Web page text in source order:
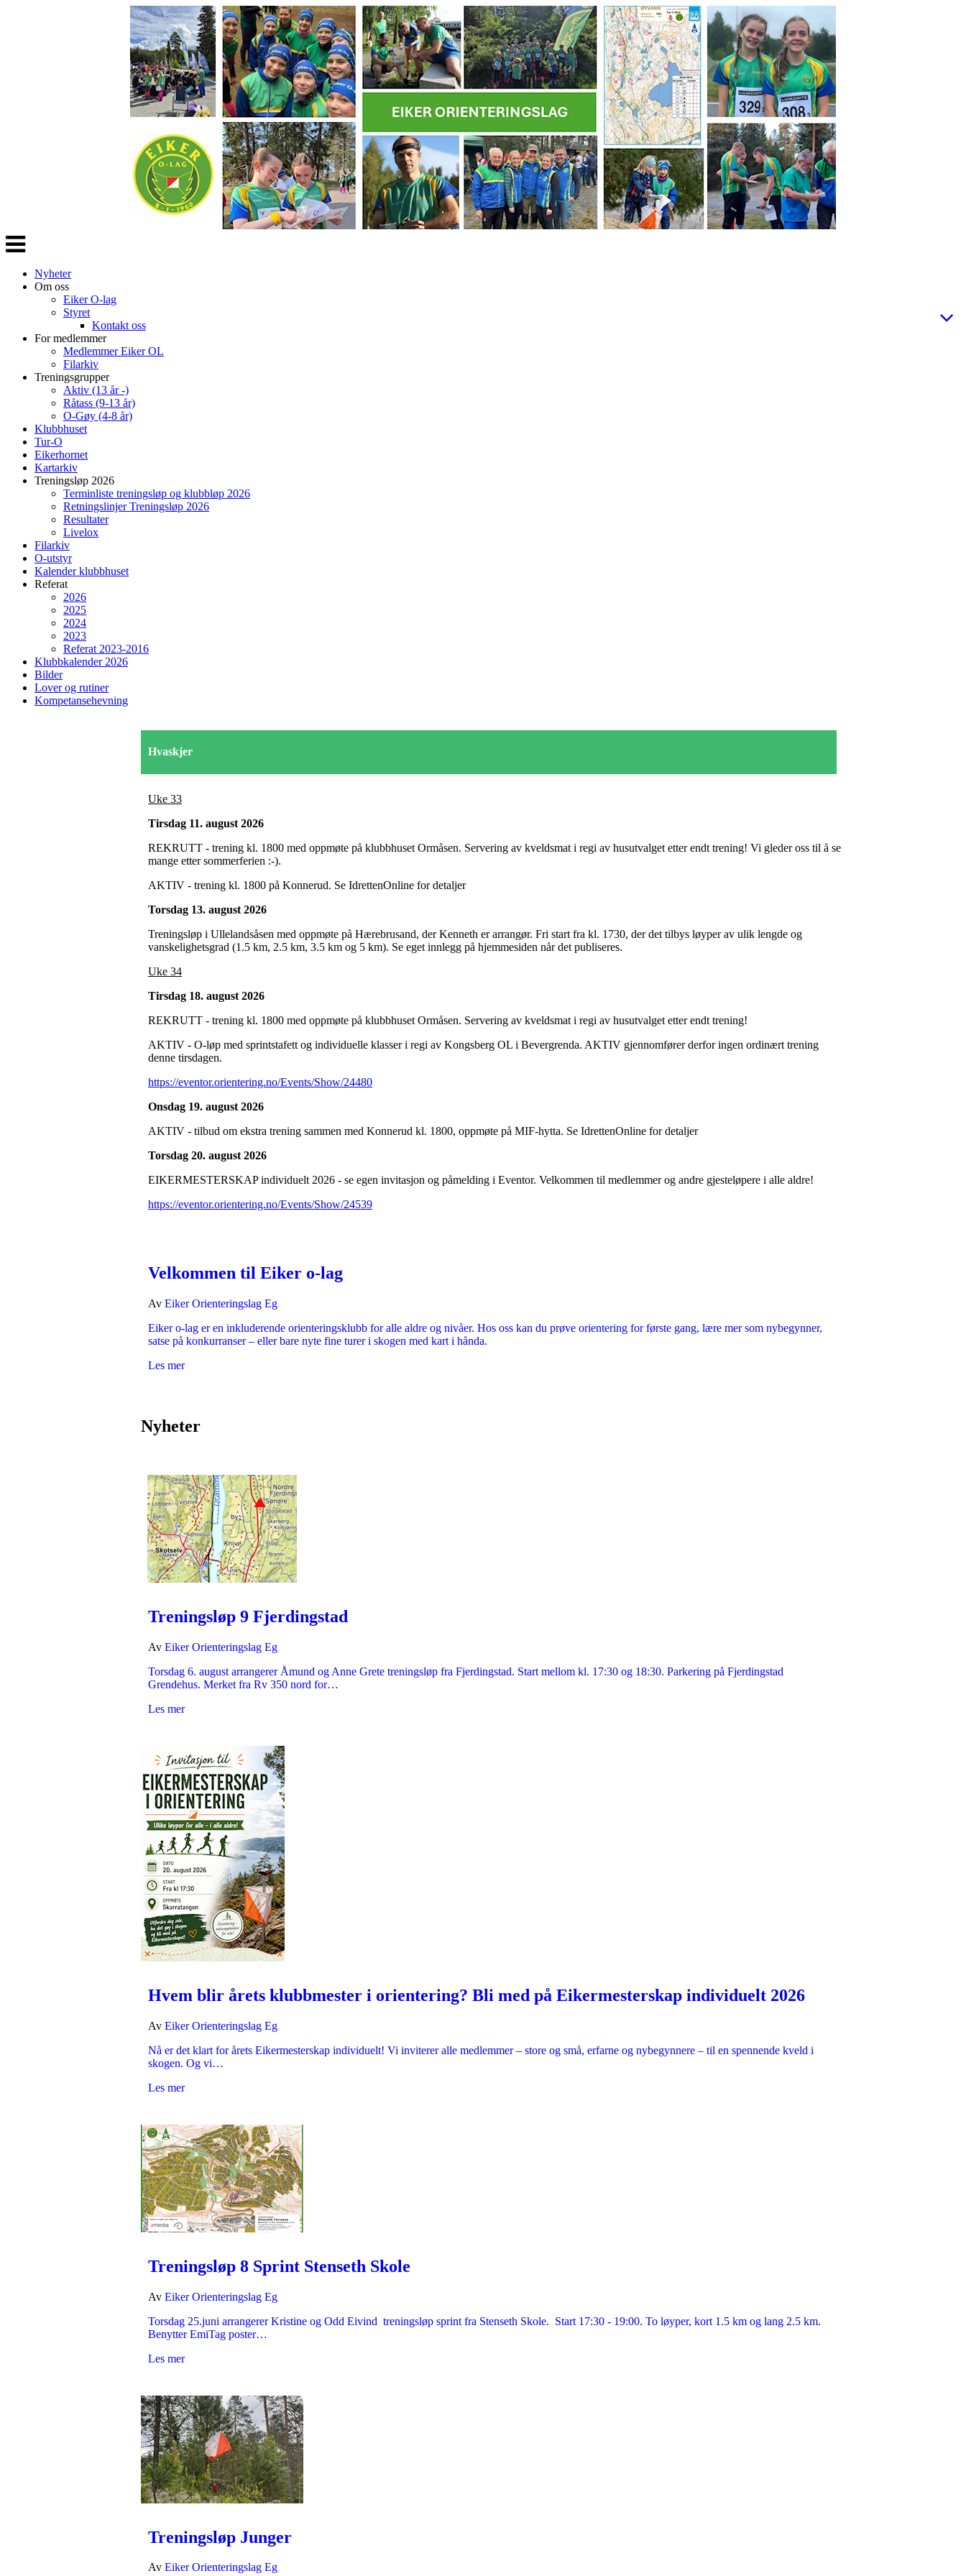
Veksle
navigasjon
Nyheter
Om oss
Eiker O-lag
Styret
Kontakt oss
For medlemmer
Medlemmer Eiker OL
Filarkiv
Treningsgrupper
Aktiv (13 år -)
Råtass (9-13 år)
O-Gøy (4-8 år)
Klubbhuset
Tur-O
Eikerhornet
Kartarkiv
Treningsløp 2026
Terminliste treningsløp og klubbløp 2026
Retningslinjer Treningsløp 2026
Resultater
Livelox
Filarkiv
O-utstyr
Kalender klubbhuset
Referat
2026
2025
2024
2023
Referat 2023-2016
Klubbkalender 2026
Bilder
Lover og rutiner
Kompetansehevning
Hvaskjer
Uke 33
Tirsdag 11. august 2026
REKRUTT - trening kl. 1800 med oppmøte på klubbhuset Ormåsen. Servering av kveldsmat i regi av husutvalget etter endt trening! Vi gleder oss til å se
mange etter sommerferien :-).
AKTIV - trening kl. 1800 på Konnerud. Se IdrettenOnline for detaljer
Torsdag 13. august 2026
Treningsløp i Ullelandsåsen med oppmøte på Hærebrusand, der Kenneth er arrangør. Fri start fra kl. 1730, der det tilbys løyper av ulik lengde og
vanskelighetsgrad (1.5 km, 2.5 km, 3.5 km og 5 km). Se eget innlegg på hjemmesiden når det publiseres.
Uke 34
Tirsdag 18. august 2026
REKRUTT - trening kl. 1800 med oppmøte på klubbhuset Ormåsen. Servering av kveldsmat i regi av husutvalget etter endt trening!
AKTIV - O-løp med sprintstafett og individuelle klasser i regi av Kongsberg OL i Bevergrenda. AKTIV gjennomfører derfor ingen ordinært trening
denne tirsdagen.
https://eventor.orientering.no/Events/Show/24480
Onsdag 19. august 2026
AKTIV - tilbud om ekstra trening sammen med Konnerud kl. 1800, oppmøte på MIF-hytta. Se IdrettenOnline for detaljer
Torsdag 20. august 2026
EIKERMESTERSKAP individuelt 2026 - se egen invitasjon og påmelding i Eventor. Velkommen til medlemmer og andre gjesteløpere i alle aldre!
https://eventor.orientering.no/Events/Show/24539
Velkommen til Eiker o-lag
Av Eiker Orienteringslag Eg
Eiker o-lag er en inkluderende orienteringsklubb for alle aldre og nivåer. Hos oss kan du prøve orientering for første gang, lære mer som nybegynner,
satse på konkurranser – eller bare nyte fine turer i skogen med kart i hånda.
Les mer
Nyheter
Treningsløp 9 Fjerdingstad
Av Eiker Orienteringslag Eg
Torsdag 6. august arrangerer Åmund og Anne Grete treningsløp fra Fjerdingstad. Start mellom kl. 17:30 og 18:30. Parkering på Fjerdingstad
Grendehus. Merket fra Rv 350 nord for…
Les mer
Hvem blir årets klubbmester i orientering? Bli med på Eikermesterskap individuelt 2026
Av Eiker Orienteringslag Eg
Nå er det klart for årets Eikermesterskap individuelt! Vi inviterer alle medlemmer – store og små, erfarne og nybegynnere – til en spennende kveld i
skogen. Og vi…
Les mer
Treningsløp 8 Sprint Stenseth Skole
Av Eiker Orienteringslag Eg
Torsdag 25.juni arrangerer Kristine og Odd Eivind treningsløp sprint fra Stenseth Skole. Start 17:30 - 19:00. To løyper, kort 1.5 km og lang 2.5 km.
Benytter EmiTag poster…
Les mer
Treningsløp Junger
Av Eiker Orienteringslag Eg